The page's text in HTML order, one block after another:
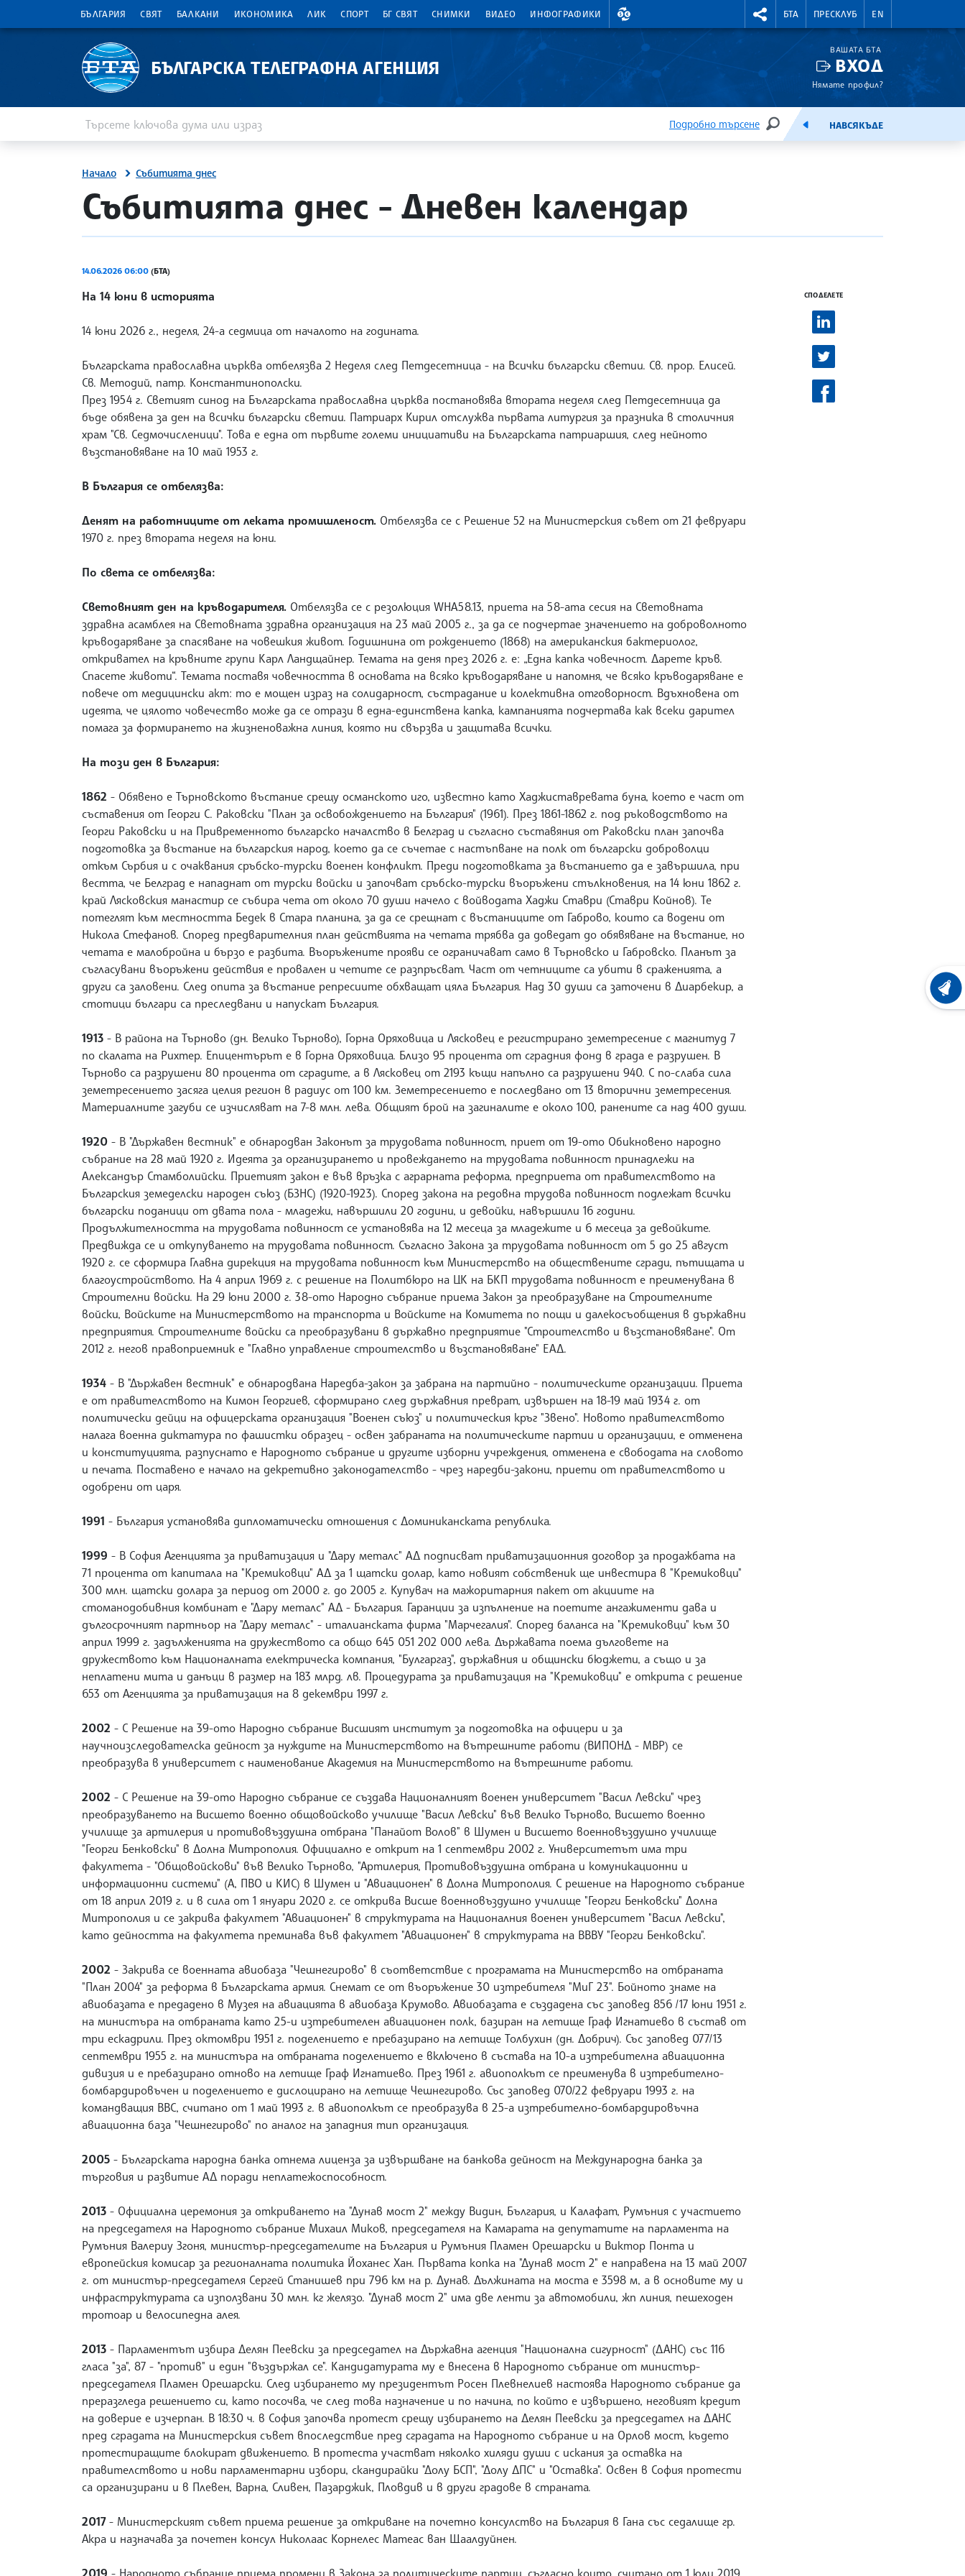
БЪЛГАРИЯ СВЯТ БАЛКАНИ ИКОНОМИКА ЛИК СПОРТ БГ СВЯТ СНИМКИ ВИДЕО ИНФОГРАФИКИ
ВАЛУТНИ КУРСОВЕ RIGHTMENU.SOCIAL
БТА ПРЕСКЛУБ EN
БЪЛГАРСКА ТЕЛЕГРАФНА АГЕНЦИЯ
ВАШАТА БТА
ВХОД
Нямате профил?
Подробно търсене
ТЪРСЕНЕЕМИСИЯНАВСЯКЪДЕ
Начало Събитията днес
site.bta
Събитията днес - Дневен календар
14.06.2026 06:00 (БТА)
На 14 юни в историята
14 юни 2026 г., неделя, 24-а седмица от началото на годината.
Българската православна църква отбелязва 2 Неделя след Петдесетница - на Всички български светии. Св. прор. Елисей.
Св. Методий, патр. Константинополски.
През 1954 г. Светият синод на Българската православна църква постановява втората неделя след Петдесетница да
бъде обявена за ден на всички български светии. Патриарх Кирил отслужва първата литургия за празника в столичния
храм "Св. Седмочисленици". Това е една от първите големи инициативи на Българската патриаршия, след нейното
възстановяване на 10 май 1953 г.
В България се отбелязва:
Денят на работниците от леката промишленост. Отбелязва се с Решение 52 на Министерския съвет от 21 февруари
1970 г. през втората неделя на юни.
По света се отбелязва:
Световният ден на кръводарителя. Отбелязва се с резолюция WHA58.13, приета на 58-ата сесия на Световната
здравна асамблея на Световната здравна организация на 23 май 2005 г., за да се подчертае значението на доброволното
кръводаряване за спасяване на човешкия живот. Годишнина от рождението (1868) на американския бактериолог,
откривател на кръвните групи Карл Ландщайнер. Темата на деня през 2026 г. е: „Една капка човечност. Дарете кръв.
Спасете животи“. Темата поставя човечността в основата на всяко кръводаряване и напомня, че всяко кръводаряване е
повече от медицински акт: то е мощен израз на солидарност, състрадание и колективна отговорност. Вдъхновена от
идеята, че цялото човечество може да се отрази в една-единствена капка, кампанията подчертава как всеки дарител
помага за формирането на жизненоважна линия, която ни свързва и защитава всички.
На този ден в България:
1862 - Обявено е Търновското въстание срещу османското иго, известно като Хаджиставревата буна, което е част от
съставения от Георги С. Раковски "План за освобождението на България" (1961). През 1861-1862 г. под ръководството на
Георги Раковски и на Привременното българско началство в Белград и съгласно съставяния от Раковски план започва
подготовка за въстание на българския народ, което да се съчетае с настъпване на полк от български доброволци
откъм Сърбия и с очаквания сръбско-турски военен конфликт. Преди подготовката за въстанието да е завършила, при
вестта, че Белград е нападнат от турски войски и започват сръбско-турски въоръжени стълкновения, на 14 юни 1862 г.
край Лясковския манастир се събира чета от около 70 души начело с войводата Хаджи Ставри (Ставри Койнов). Те
потеглят към местността Бедек в Стара планина, за да се срещнат с въстаниците от Габрово, които са водени от
Никола Стефанов. Според предварителния план действията на четата трябва да доведат до обявяване на въстание, но
четата е малобройна и бързо е разбита. Въоръжените прояви се ограничават само в Търновско и Габровско. Планът за
съгласувани въоръжени действия е провален и четите се разпръсват. Част от четниците са убити в сраженията, а
други са заловени. След опита за въстание репресиите обхващат цяла България. Над 30 души са заточени в Диарбекир, а
стотици българи са преследвани и напускат България.
1913 - В района на Търново (дн. Велико Търново), Горна Оряховица и Лясковец е регистрирано земетресение с магнитуд 7
по скалата на Рихтер. Епицентърът е в Горна Оряховица. Близо 95 процента от сградния фонд в града е разрушен. В
Търново са разрушени 80 процента от сградите, а в Лясковец от 2193 къщи напълно са разрушени 940. С по-слаба сила
земетресението засяга целия регион в радиус от 100 км. Земетресението е последвано от 13 вторични земетресения.
Материалните загуби се изчисляват на 7-8 млн. лева. Общият брой на загиналите е около 100, ранените са над 400 души.
1920 - В "Държавен вестник" е обнародван Законът за трудовата повинност, приет от 19-ото Обикновено народно
събрание на 28 май 1920 г. Идеята за организирането и провеждането на трудовата повинност принадлежи на
Александър Стамболийски. Приетият закон е във връзка с аграрната реформа, предприета от правителството на
Българския земеделски народен съюз (БЗНС) (1920-1923). Според закона на редовна трудова повинност подлежат всички
български поданици от двата пола - младежи, навършили 20 години, и девойки, навършили 16 години.
Продължителността на трудовата повинност се установява на 12 месеца за младежите и 6 месеца за девойките.
Предвижда се и откупуването на трудовата повинност. Съгласно Закона за трудовата повинност от 5 до 25 август
1920 г. се сформира Главна дирекция на трудовата повинност към Министерство на обществените сгради, пътищата и
благоустройството. На 4 април 1969 г. с решение на Политбюро на ЦК на БКП трудовата повинност е преименувана в
Строителни войски. На 29 юни 2000 г. 38-ото Народно събрание приема Закон за преобразуване на Строителните
войски, Войските на Министерството на транспорта и Войските на Комитета по пощи и далекосъобщения в държавни
предприятия. Строителните войски са преобразувани в държавно предприятие "Строителство и възстановяване". От
2012 г. негов правоприемник е "Главно управление строителство и възстановяване" ЕАД.
1934 - В "Държавен вестник" е обнародвана Наредба-закон за забрана на партийно - политическите организации. Приета
е от правителството на Кимон Георгиев, сформирано след държавния преврат, извършен на 18-19 май 1934 г. от
политически дейци на офицерската организация "Военен съюз" и политическия кръг "Звено". Новото правителството
налага военна диктатура по фашистки образец - освен забраната на политическите партии и организации, е отменена
и конституцията, разпуснато е Народното събрание и другите изборни учреждения, отменена е свободата на словото
и печата. Поставено е начало на декретивно законодателство - чрез наредби-закони, приети от правителството и
одобрени от царя.
1991 - България установява дипломатически отношения с Доминиканската република.
1999 - В София Агенцията за приватизация и "Дару металс" АД подписват приватизационния договор за продажбата на
71 процента от капитала на "Кремиковци" АД за 1 щатски долар, като новият собственик ще инвестира в "Кремиковци"
300 млн. щатски долара за период от 2000 г. до 2005 г. Купувач на мажоритарния пакет от акциите на
стоманодобивния комбинат е "Дару металс" АД - България. Гаранции за изпълнение на поетите ангажименти дава и
дългосрочният партньор на "Дару металс" - италианската фирма "Марчегалия". Според баланса на "Кремиковци" към 30
април 1999 г. задълженията на дружеството са общо 645 051 202 000 лева. Държавата поема дълговете на
дружеството към Националната електрическа компания, "Булгаргаз", държавния и общински бюджети, а също и за
неплатени мита и данъци в размер на 183 млрд. лв. Процедурата за приватизация на "Кремиковци" е открита с решение
653 от Агенцията за приватизация на 8 декември 1997 г.
2002 - С Решение на 39-ото Народно събрание Висшият институт за подготовка на офицери и за
научноизследователска дейност за нуждите на Министерството на вътрешните работи (ВИПОНД - МВР) се
преобразува в университет с наименование Академия на Министерството на вътрешните работи.
2002 - С Решение на 39-ото Народно събрание се създава Националният военен университет "Васил Левски" чрез
преобразуването на Висшето военно общовойсково училище "Васил Левски" във Велико Търново, Висшето военно
училище за артилерия и противовъздушна отбрана "Панайот Волов" в Шумен и Висшето военновъздушно училище
"Георги Бенковски" в Долна Митрополия. Официално е открит на 1 септември 2002 г. Университетът има три
факултета - "Общовойскови" във Велико Търново, "Артилерия, Противовъздушна отбрана и комуникационни и
информационни системи" (А, ПВО и КИС) в Шумен и "Авиационен" в Долна Митрополия. С решение на Народното събрание
от 18 април 2019 г. и в сила от 1 януари 2020 г. се открива Висше военновъздушно училище "Георги Бенковски" Долна
Митрополия и се закрива факултет "Авиационен" в структурата на Националния военен университет "Васил Левски",
като дейността на факултета преминава във факултет "Авиационен" в структурата на ВВВУ "Георги Бенковски".
2002 - Закрива се военната авиобаза "Чешнегирово" в съответствие с програмата на Министерство на отбраната
"План 2004" за реформа в Българската армия. Снемат се от въоръжение 30 изтребителя "МиГ 23". Бойното знаме на
авиобазата е предадено в Музея на авиацията в авиобаза Крумово. Авиобазата е създадена със заповед 856 /17 юни 1951 г.
на министъра на отбраната като 25-и изтребителен авиационен полк, базиран на летище Граф Игнатиево в състав от
три ескадрили. През октомври 1951 г. поделението е пребазирано на летище Толбухин (дн. Добрич). Със заповед 077/13
септември 1955 г. на министъра на отбраната поделението е включено в състава на 10-а изтребителна авиационна
дивизия и е пребазирано отново на летище Граф Игнатиево. През 1961 г. авиополкът се преименува в изтребително-
бомбардировъчен и поделението е дислоцирано на летище Чешнегирово. Със заповед 070/22 февруари 1993 г. на
командващия ВВС, считано от 1 май 1993 г. в авиополкът се преобразува в 25-а изтребително-бомбардировъчна
авиационна база "Чешнегирово" по аналог на западния тип организация.
2005 - Българската народна банка отнема лиценза за извършване на банкова дейност на Международна банка за
търговия и развитие АД поради неплатежоспособност.
2013 - Официална церемония за откриването на "Дунав мост 2" между Видин, България, и Калафат, Румъния с участието
на председателя на Народното събрание Михаил Миков, председателя на Камарата на депутатите на парламента на
Румъния Bалериу Згоня, министър-председателите на България и Румъния Пламен Орешарски и Виктор Понта и
европейския комисар за регионалната политика Йоханес Хан. Първата копка на "Дунав мост 2" е направена на 13 май 2007
г. от министър-председателя Сергей Станишев при 796 км на р. Дунав. Дължината на моста е 3598 м, а в основите му и
инфраструктурата са използвани 30 млн. кг желязо. "Дунав мост 2" има две ленти за автомобили, жп линия, пешеходен
тротоар и велосипедна алея.
2013 - Парламентът избира Делян Пеевски за председател на Държавна агенция "Национална сигурност" (ДАНС) със 116
гласа "за", 87 - "против" и един "въздържал се". Кандидатурата му е внесена в Народното събрание от министър-
председателя Пламен Орешарски. След избирането му президентът Росен Плевнелиев настоява Народното събрание да
преразгледа решението си, като посочва, че след това назначение и по начина, по който е извършено, неговият кредит
на доверие е изчерпан. В 18:30 ч. в София започва протест срещу избирането на Делян Пеевски за председател на ДАНС
пред сградата на Министерския съвет впоследствие пред сградата на Народното събрание и на Орлов мост, където
протестиращите блокират движението. В протеста участват няколко хиляди души с искания за оставка на
правителството и нови парламентарни избори, скандирайки "Долу БСП", "Долу ДПС" и "Оставка". Освен в София протести
са организирани и в Плевен, Варна, Сливен, Пазарджик, Пловдив и в други градове в страната.
2017- Министерският съвет приема решение за откриване на почетно консулство на България в Гана със седалище гр.
Акра и назначава за почетен консул Николаас Корнелес Матеас ван Щаалдуйнен.
СПОДЕЛЕТЕ